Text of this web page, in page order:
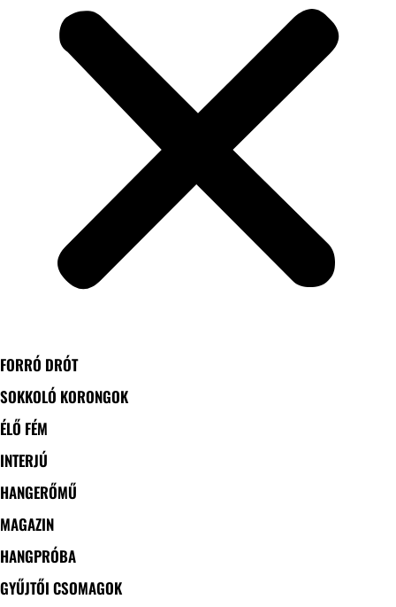
FORRÓ DRÓT
SOKKOLÓ KORONGOK
ÉLŐ FÉM
INTERJÚ
HANGERŐMŰ
MAGAZIN
HANGPRÓBA
GYŰJTŐI CSOMAGOK